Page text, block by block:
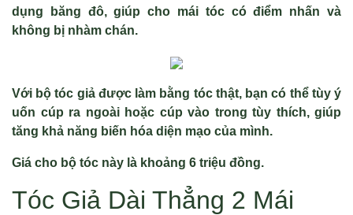
dụng băng đô, giúp cho mái tóc có điểm nhấn và
không bị nhàm chán.
Với bộ tóc giả được làm bằng tóc thật, bạn có thể tùy ý
uốn cúp ra ngoài hoặc cúp vào trong tùy thích, giúp
tăng khả năng biến hóa diện mạo của mình.
Giá cho bộ tóc này là khoảng 6 triệu đồng.
Tóc Giả Dài Thẳng 2 Mái